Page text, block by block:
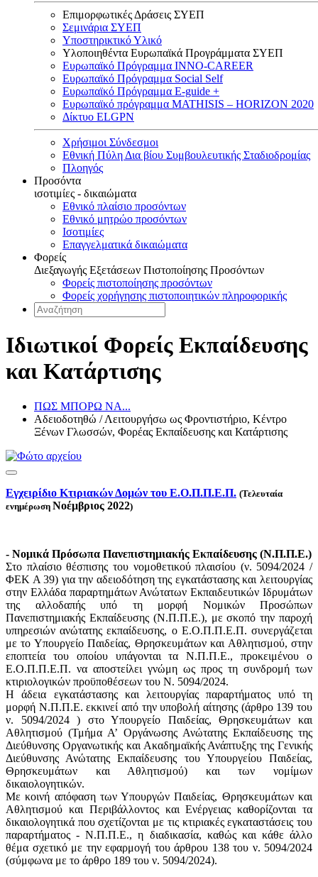
Επιμορφωτικές Δράσεις ΣΥΕΠ
Σεμινάρια ΣΥΕΠ
Υποστηρικτικό Υλικό
Υλοποιηθέντα Ευρωπαϊκά Προγράμματα ΣΥΕΠ
Ευρωπαϊκό Πρόγραμμα INNO-CAREER
Ευρωπαϊκό Πρόγραμμα Social Self
Ευρωπαϊκό Πρόγραμμα E-guide +
Ευρωπαϊκό πρόγραμμα MATHISIS – HORIZON 2020
Δίκτυο ELGPN
Χρήσιμοι Σύνδεσμοι
Εθνική Πύλη Δια βίου Συμβουλευτικής Σταδιοδρομίας
Πλοηγός
Προσόντα
ισοτιμίες - δικαιώματα
Εθνικό πλαίσιο προσόντων
Εθνικό μητρώο προσόντων
Ισοτιμίες
Επαγγελματικά δικαιώματα
Φορείς
Διεξαγωγής Εξετάσεων Πιστοποίησης Προσόντων
Φορείς πιστοποίησης προσόντων
Φορείς χορήγησης πιστοποιητικών πληροφορικής
Ιδιωτικοί Φορείς Εκπαίδευσης
και Κατάρτισης
ΠΩΣ ΜΠΟΡΩ ΝΑ...
Αδειοδοτηθώ / Λειτουργήσω ως Φροντιστήριο, Κέντρο
Ξένων Γλωσσών, Φορέας Εκπαίδευσης και Κατάρτισης
Εγχειρίδιο Κτιριακών Δομών του Ε.Ο.Π.Π.Ε.Π. (Τελευταία
ενημέρωση Νοέμβριος 2022)
- Νομικά Πρόσωπα Πανεπιστημιακής Εκπαίδευσης (Ν.Π.Π.Ε.)
Στο πλαίσιο θέσπισης του νομοθετικού πλαισίου (ν. 5094/2024 /
ΦΕΚ Α 39) για την αδειοδότηση της εγκατάστασης και λειτουργίας
στην Ελλάδα παραρτημάτων Ανώτατων Εκπαιδευτικών Ιδρυμάτων
της αλλοδαπής υπό τη μορφή Νομικών Προσώπων
Πανεπιστημιακής Εκπαίδευσης (Ν.Π.Π.Ε.), με σκοπό την παροχή
υπηρεσιών ανώτατης εκπαίδευσης, ο Ε.Ο.Π.Π.Ε.Π. συνεργάζεται
με το Υπουργείο Παιδείας, Θρησκευμάτων και Αθλητισμού, στην
εποπτεία του οποίου υπάγονται τα Ν.Π.Π.Ε., προκειμένου ο
Ε.Ο.Π.Π.Ε.Π. να αποστείλει γνώμη ως προς τη συνδρομή των
κτιριολογικών προϋποθέσεων του Ν. 5094/2024.
Η άδεια εγκατάστασης και λειτουργίας παραρτήματος υπό τη
μορφή Ν.Π.Π.Ε. εκκινεί από την υποβολή αίτησης (άρθρο 139 του
ν. 5094/2024 ) στο Υπουργείο Παιδείας, Θρησκευμάτων και
Αθλητισμού (Τμήμα Α’ Οργάνωσης Ανώτατης Εκπαίδευσης της
Διεύθυνσης Οργανωτικής και Ακαδημαϊκής Ανάπτυξης της Γενικής
Διεύθυνσης Ανώτατης Εκπαίδευσης του Υπουργείου Παιδείας,
Θρησκευμάτων και Αθλητισμού) και των νομίμων
δικαιολογητικών.
Με κοινή απόφαση των Υπουργών Παιδείας, Θρησκευμάτων και
Αθλητισμού και Περιβάλλοντος και Ενέργειας καθορίζονται τα
δικαιολογητικά που σχετίζονται με τις κτιριακές εγκαταστάσεις του
παραρτήματος - Ν.Π.Π.Ε., η διαδικασία, καθώς και κάθε άλλο
θέμα σχετικό με την εφαρμογή του άρθρου 138 του ν. 5094/2024
(σύμφωνα με το άρθρο 189 του ν. 5094/2024).